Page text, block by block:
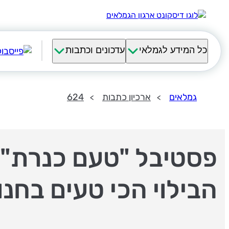
כל המידע לגמלאי עדכונים וכתבות
גמלאים ארכיון כתבות 624
פסטיבל "טעם
הבילוי הכי טעים